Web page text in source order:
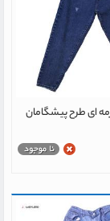
ای طرح پیشگامان